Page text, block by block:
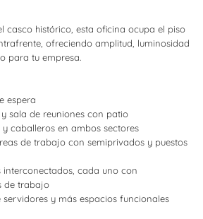
casco histórico, esta oficina ocupa el piso
ofreciendo amplitud, luminosidad
para tu empresa.
espera
sala de reuniones con patio
caballeros en ambos sectores
de trabajo con semiprivados y puestos
cada uno con
de trabajo
y más espacios funcionales